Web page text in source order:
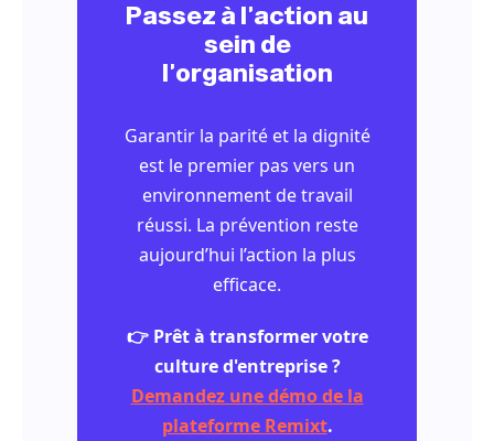
Passez à l'action au
sein de
l'organisation
Garantir la parité et la dignité
est le premier pas vers un
environnement de travail
réussi. La prévention reste
aujourd’hui l’action la plus
efficace.
👉 Prêt à transformer votre
culture d'entreprise ?
Demandez une démo de la
plateforme Remixt.